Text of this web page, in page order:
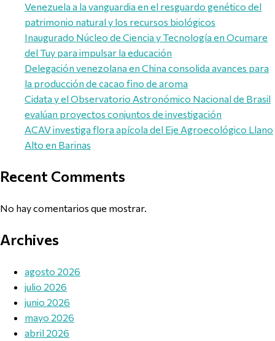
Venezuela a la vanguardia en el resguardo genético del
patrimonio natural y los recursos biológicos
Inaugurado Núcleo de Ciencia y Tecnología en Ocumare
del Tuy para impulsar la educación
Delegación venezolana en China consolida avances para
la producción de cacao fino de aroma
Cidata y el Observatorio Astronómico Nacional de Brasil
evalúan proyectos conjuntos de investigación
ACAV investiga flora apícola del Eje Agroecológico Llano
Alto en Barinas
Recent Comments
No hay comentarios que mostrar.
Archives
agosto 2026
julio 2026
junio 2026
mayo 2026
abril 2026